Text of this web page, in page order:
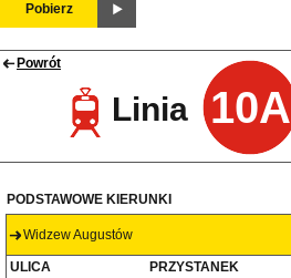
Pobierz
Powrót
Linia 10A
PODSTAWOWE KIERUNKI
Widzew Augustów
ULICA PRZYSTANEK